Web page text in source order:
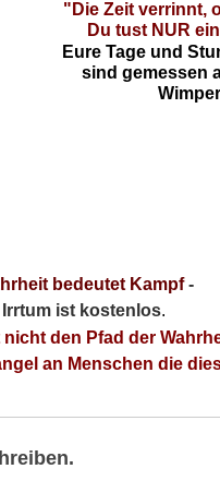
"Die Zeit verrinnt,
Du tust NUR
Eure Tage und
sind gemessen
bedeutet Kampf-
Irrtum ist kostenlos.
nicht den Pfad der
an Menschen die